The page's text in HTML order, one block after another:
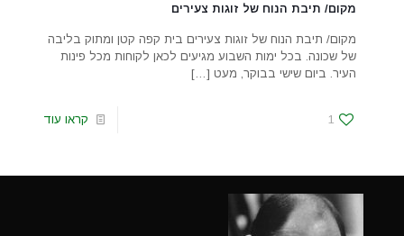
מקום/ תיבת הנוח של זוגות צעירים
מקום/ תיבת הנוח של זוגות צעירים בית קפה קטן ומתוק בליבה
של שכונה. בכל ימות השבוע מגיעים לכאן לקוחות מכל פינות
העיר. ביום שישי בבוקר, מעט […]
1 קראו עוד